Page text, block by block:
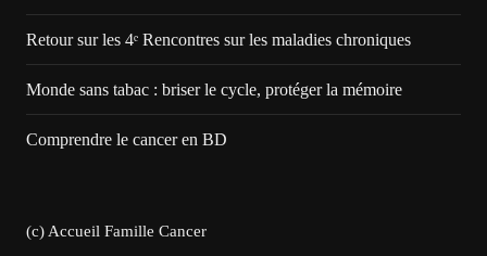
Retour sur les 4ᵉ Rencontres sur les maladies chroniques
Monde sans tabac : briser le cycle, protéger la mémoire
Comprendre le cancer en BD
(c) Accueil Famille Cancer